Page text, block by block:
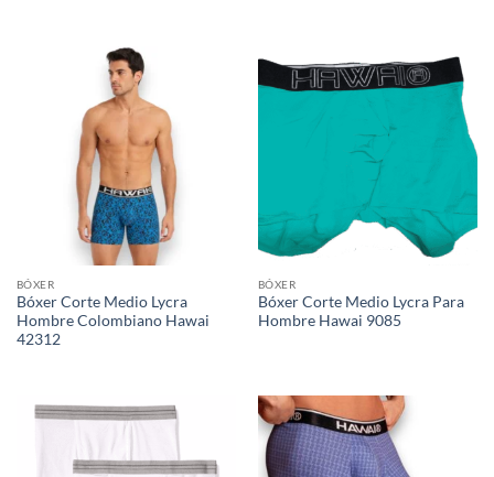
BÓXER
Bóxer Corte Medio Lycra
Hombre Colombiano Hawai
42312
BÓXER
Bóxer Corte Medio Lycra Para
Hombre Hawai 9085